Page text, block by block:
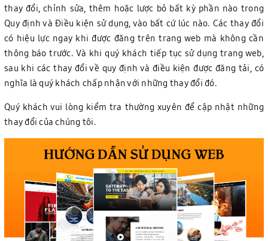
thay đổi, chỉnh sửa, thêm hoặc lược bỏ bất kỳ phần nào trong
Quy định và Điều kiện sử dụng, vào bất cứ lúc nào. Các thay đổi
có hiệu lực ngay khi được đăng trên trang web mà không cần
thông báo trước. Và khi quý khách tiếp tục sử dụng trang web,
sau khi các thay đổi về quy định và điều kiện được đăng tải, có
nghĩa là quý khách chấp nhận với những thay đổi đó.
Quý khách vui lòng kiểm tra thường xuyên để cập nhật những
thay đổi của chúng tôi.